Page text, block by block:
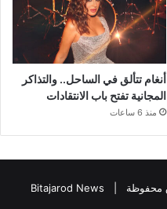
أنغام تتألق في الساحل.. والتذاكر
المجانية تفتح باب الانتقادات
منذ 6 ساعات
Bitajarod News